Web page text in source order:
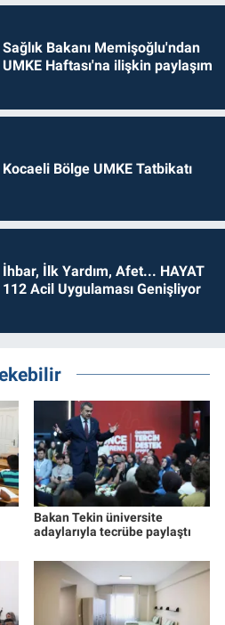
Sağlık Bakanı Memişoğlu'ndan
UMKE Haftası'na ilişkin paylaşım
Kocaeli Bölge UMKE Tatbikatı
İhbar, İlk Yardım, Afet... HAYAT
112 Acil Uygulaması Genişliyor
Bakan Tekin üniversite
adaylarıyla tecrübe paylaştı